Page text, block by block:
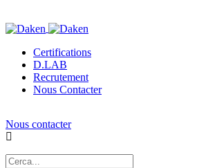
Certifications
D.LAB
Recrutement
Nous Contacter
Nous contacter